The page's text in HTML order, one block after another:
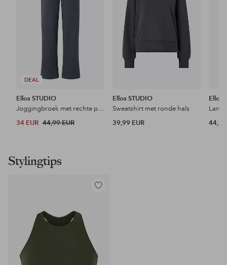
DEAL
Ellos STUDIO
Joggingbroek met rechte pijpen
34 EUR 44,99 EUR
Ellos STUDIO
Sweatshirt met ronde hals
39,99 EUR
Ellos
Lang
44,99
Stylingtips
Toevoegen